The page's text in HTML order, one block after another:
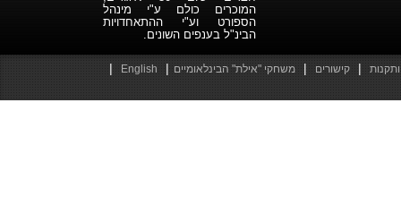
המוכרים כולם ע"י מינהל
הספורט וע"י ההתאחדויות
הבינ"ל בענפים השונים.
| קישורים | משחקי "אילת" הבינלאומיים |
English
|